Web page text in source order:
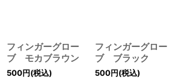
フィンガーグロー
ブ モカブラウン
500円(税込)
フィンガーグロー
ブ ブラック
500円(税込)